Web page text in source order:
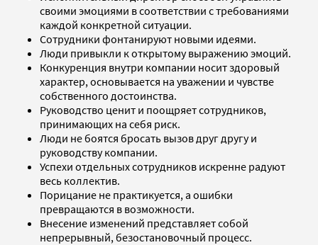
своими эмоциями в соответствии с требованиями
каждой конкретной ситуации.
Сотрудники фонтанируют новыми идеями.
Люди привыкли к открытому выражению эмоций.
Конкуренция внутри компании носит здоровый
характер, основывается на уважении и чувстве
собственного достоинства.
Руководство ценит и поощряет сотрудников,
принимающих на себя риск.
Люди не боятся бросать вызов друг другу и
руководству компании.
Успехи отдельных сотрудников искренне радуют
весь коллектив.
Порицание не практикуется, а ошибки
превращаются в возможности.
Внесение изменений представляет собой
непрерывный, безостановочный процесс.